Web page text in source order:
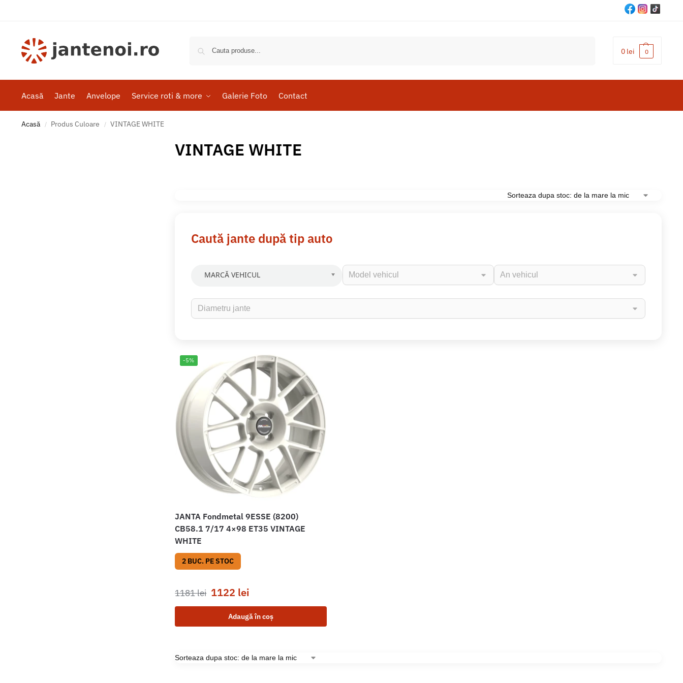
0 lei 0
Acasă Jante Anvelope Service roti & more Galerie Foto Contact
Acasă / Produs Culoare / VINTAGE WHITE
VINTAGE WHITE
Caută jante după tip auto
MARCĂ VEHICUL
-5%
JANTA Fondmetal 9ESSE (8200)
CB58.1 7/17 4×98 ET35 VINTAGE
WHITE
2 BUC. PE STOC
1181lei 1122 lei
Adaugă în coș